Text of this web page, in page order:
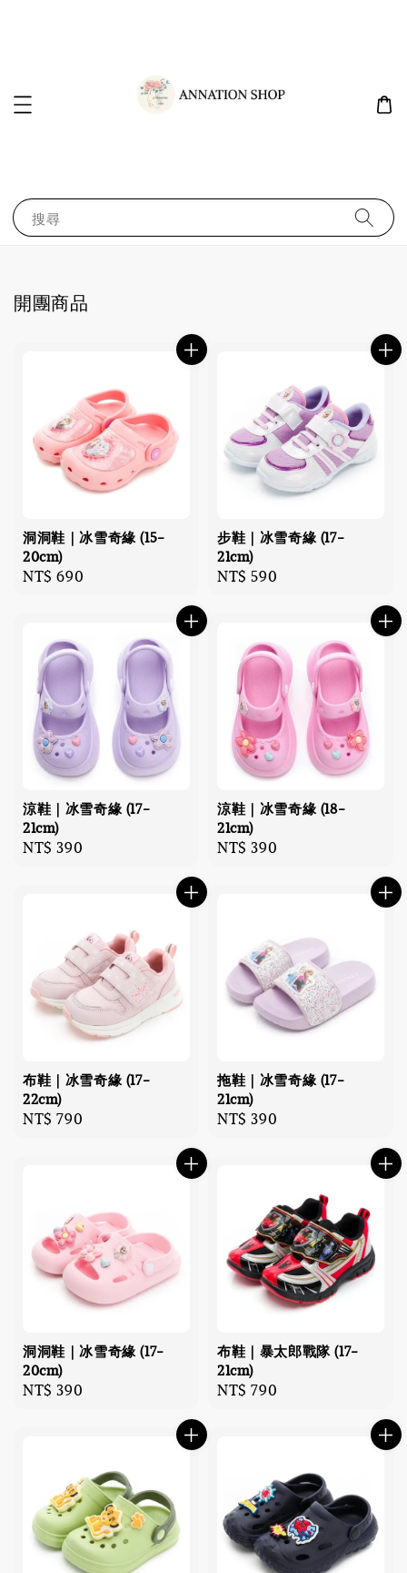
搜尋
開團商品
洞洞鞋｜冰雪奇緣 (15-
20cm)
Regular
NT$ 690
步鞋｜冰雪奇緣 (17-
21cm)
Regular
NT$ 590
涼鞋｜冰雪奇緣 (17-
21cm)
Regular
NT$ 390
涼鞋｜冰雪奇緣 (18-
21cm)
Regular
NT$ 390
布鞋｜冰雪奇緣 (17-
22cm)
Regular
NT$ 790
拖鞋｜冰雪奇緣 (17-
21cm)
Regular
NT$ 390
洞洞鞋｜冰雪奇緣 (17-
20cm)
Regular
NT$ 390
布鞋｜暴太郎戰隊 (17-
21cm)
Regular
NT$ 790